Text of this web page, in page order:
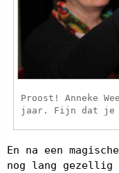
Proost! Anneke
jaar. Fijn dat je
En na een
nog lang gezellig